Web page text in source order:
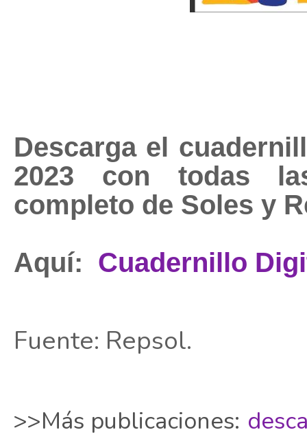
Descarga el
2023 con todas
completo de Soles y
Aquí: Cuadernillo
Fuente: Repsol.
>>Más publicaciones: